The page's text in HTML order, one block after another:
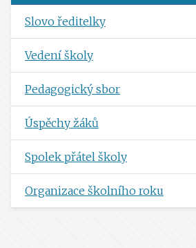
Slovo ředitelky
Vedení školy
Pedagogický sbor
Úspěchy žáků
Spolek přátel školy
Organizace školního roku